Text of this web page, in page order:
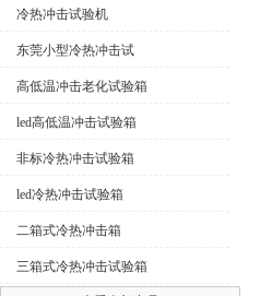
冷热冲击试验机
东莞小型冷热冲击试
高低温冲击老化试验箱
led高低温冲击试验箱
非标冷热冲击试验箱
led冷热冲击试验箱
二箱式冷热冲击箱
三箱式冷热冲击试验箱